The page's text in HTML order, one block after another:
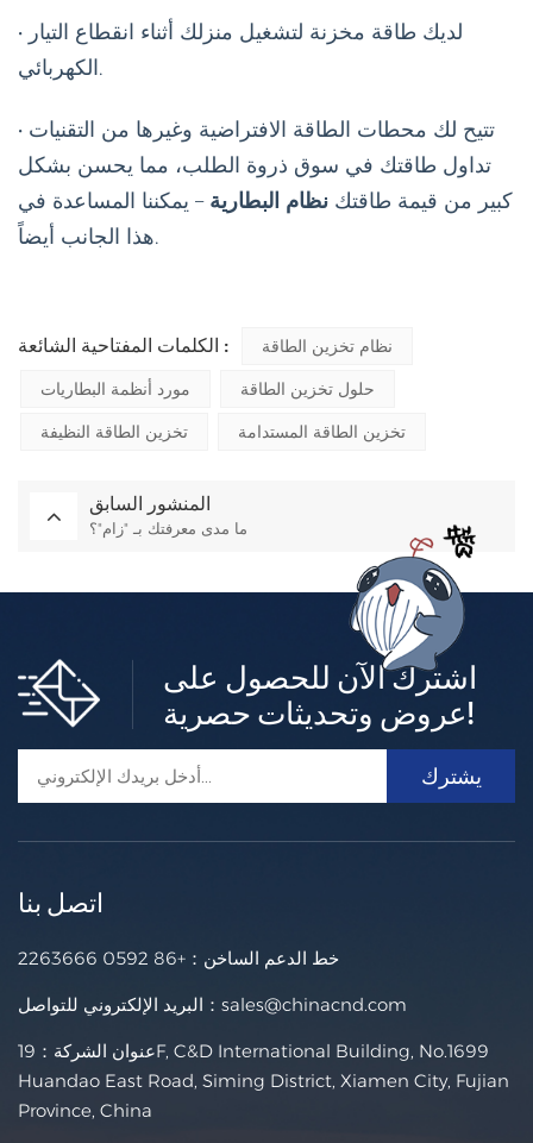
• لديك طاقة مخزنة لتشغيل منزلك أثناء انقطاع التيار
الكهربائي.
• تتيح لك محطات الطاقة الافتراضية وغيرها من التقنيات
تداول طاقتك في سوق ذروة الطلب، مما يحسن بشكل
كبير من قيمة طاقتك نظام البطارية – يمكننا المساعدة في
هذا الجانب أيضاً.
الكلمات المفتاحية الشائعة :
نظام تخزين الطاقة
مورد أنظمة البطاريات
حلول تخزين الطاقة
تخزين الطاقة النظيفة
تخزين الطاقة المستدامة
المنشور السابق
ما مدى معرفتك بـ "زام"؟
اشترك الآن للحصول على
عروض وتحديثات حصرية!
اتصل بنا
خط الدعم الساخن： +86 0592 2263666
البريد الإلكتروني للتواصل： sales@chinacnd.com
عنوان الشركة：19F, C&D International Building, No.1699
Huandao East Road, Siming District, Xiamen City, Fujian
Province, China